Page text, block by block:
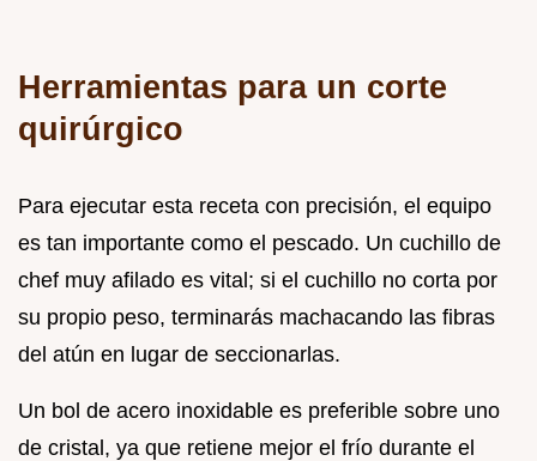
Herramientas para un corte
quirúrgico
Para ejecutar esta receta con precisión, el equipo
es tan importante como el pescado. Un cuchillo de
chef muy afilado es vital; si el cuchillo no corta por
su propio peso, terminarás machacando las fibras
del atún en lugar de seccionarlas.
Un bol de acero inoxidable es preferible sobre uno
de cristal, ya que retiene mejor el frío durante el